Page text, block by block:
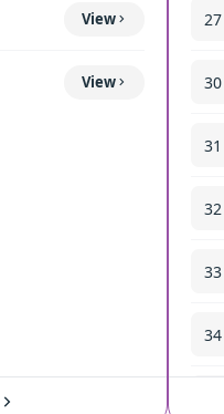
View
View
27
30
31
32
33
34